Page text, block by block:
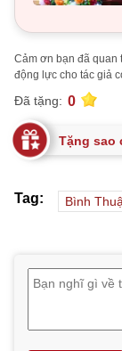
Cảm ơn bạn đã quan
động lực cho tác giả
Đã tặng: 0
Tặng sao
Tag: Bình